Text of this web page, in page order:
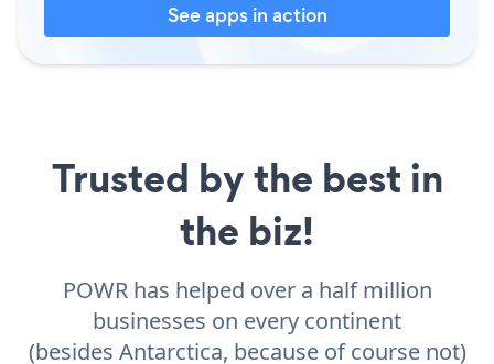
See apps in action
Trusted by the best in
the biz!
POWR has helped over a half million
businesses on every continent
(besides Antarctica, because of course not)